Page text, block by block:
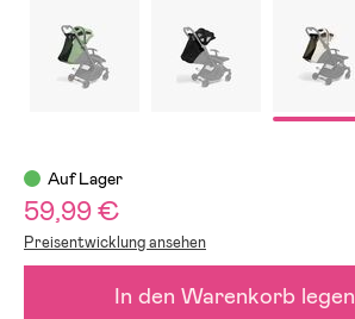
Auf Lager
59,99 €
Preisentwicklung ansehen
In den Warenkorb legen